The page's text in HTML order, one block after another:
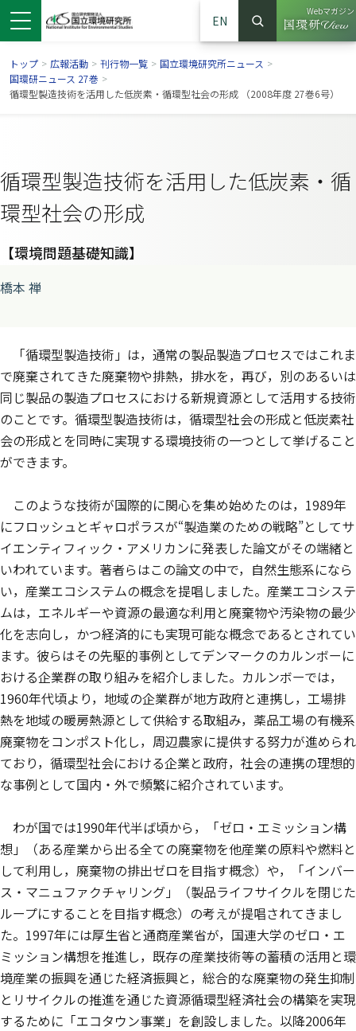
ウで開きます）
ンドウで開きます）
ウインドウで開きます）
EN
サイト内検索
検索
Webマガジン
（別ウイ
トップ > 広報活動 > 刊行物一覧 > 国立環境研究所ニュース >
国環研ニュース 27巻 >
循環型製造技術を活用した低炭素・循環型社会の形成 （2008年度 27巻6号）
循環型製造技術を活用した低炭素・循
環型社会の形成
【環境問題基礎知識】
橋本 禅
「循環型製造技術」は，通常の製品製造プロセスではこれま
で廃棄されてきた廃棄物や排熱，排水を，再び，別のあるいは
同じ製品の製造プロセスにおける新規資源として活用する技術
のことです。循環型製造技術は，循環型社会の形成と低炭素社
会の形成とを同時に実現する環境技術の一つとして挙げること
ができます。
このような技術が国際的に関心を集め始めたのは，1989年
にフロッシュとギャロポラスが“製造業のための戦略”としてサ
イエンティフィック・アメリカンに発表した論文がその端緒と
いわれています。著者らはこの論文の中で，自然生態系になら
い，産業エコシステムの概念を提唱しました。産業エコシステ
ムは，エネルギーや資源の最適な利用と廃棄物や汚染物の最少
化を志向し，かつ経済的にも実現可能な概念であるとされてい
ます。彼らはその先駆的事例としてデンマークのカルンボーに
おける企業群の取り組みを紹介しました。カルンボーでは，
1960年代頃より，地域の企業群が地方政府と連携し，工場排
熱を地域の暖房熱源として供給する取組み，薬品工場の有機系
廃棄物をコンポスト化し，周辺農家に提供する努力が進められ
ており，循環型社会における企業と政府，社会の連携の理想的
な事例として国内・外で頻繁に紹介されています。
わが国では1990年代半ば頃から，「ゼロ・エミッション構
想」（ある産業から出る全ての廃棄物を他産業の原料や燃料と
して利用し，廃棄物の排出ゼロを目指す概念）や，「インバー
ス・マニュファクチャリング」（製品ライフサイクルを閉じた
ループにすることを目指す概念）の考えが提唱されてきまし
た。1997年には厚生省と通商産業省が，国連大学のゼロ・エ
ミッション構想を推進し，既存の産業技術等の蓄積の活用と環
境産業の振興を通じた経済振興と，総合的な廃棄物の発生抑制
とリサイクルの推進を通じた資源循環型経済社会の構築を実現
するために「エコタウン事業」を創設しました。以降2006年